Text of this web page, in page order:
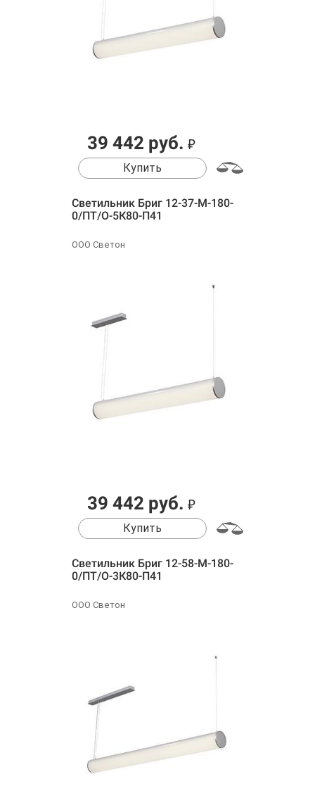
39 442 руб. ₽
Купить
Светильник Бриг 12-37-М-180-
0/ПТ/О-5К80-П41
ООО Светон
39 442 руб. ₽
Купить
Светильник Бриг 12-58-М-180-
0/ПТ/О-3К80-П41
ООО Светон